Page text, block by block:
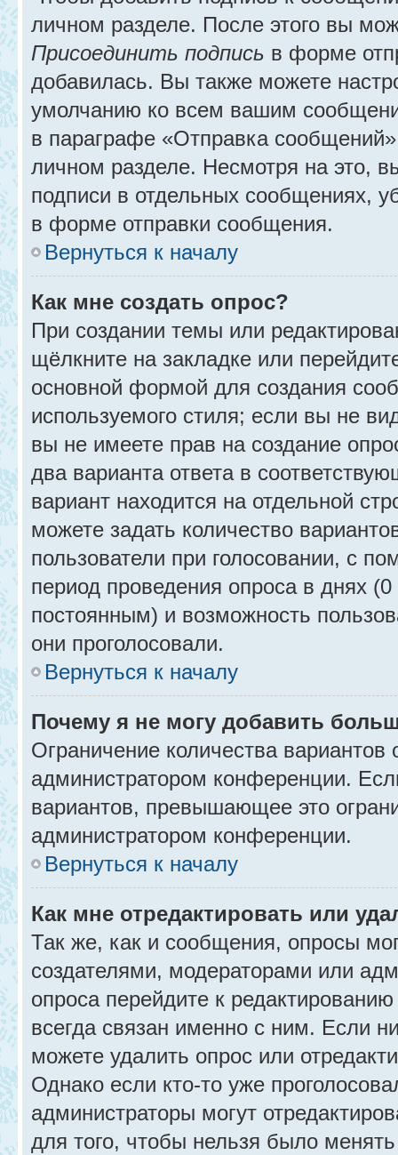
личном разделе. После этого вы
Присоединить подпись в форме
добавилась. Вы также можете
умолчанию ко всем вашим
в параграфе «Отправка
личном разделе. Несмотря на это,
подписи в отдельных сообщениях,
в форме отправки сообщения.
Вернуться к началу
Как мне создать опрос?
При создании темы или
щёлкните на закладке или
основной формой для создания
используемого стиля; если вы не
вы не имеете прав на создание
два варианта ответа в
вариант находится на отдельной
можете задать количество
пользователи при голосовании, с
период проведения опроса в днях (0
постоянным) и возможность
они проголосовали.
Вернуться к началу
Почему я не могу добавить
Ограничение количества вариантов
администратором конференции.
вариантов, превышающее это
администратором конференции.
Вернуться к началу
Как мне отредактировать или
Так же, как и сообщения, опросы
создателями, модераторами или
опроса перейдите к
всегда связан именно с ним. Если
можете удалить опрос или
Однако если кто-то уже
администраторы могут
для того, чтобы нельзя было